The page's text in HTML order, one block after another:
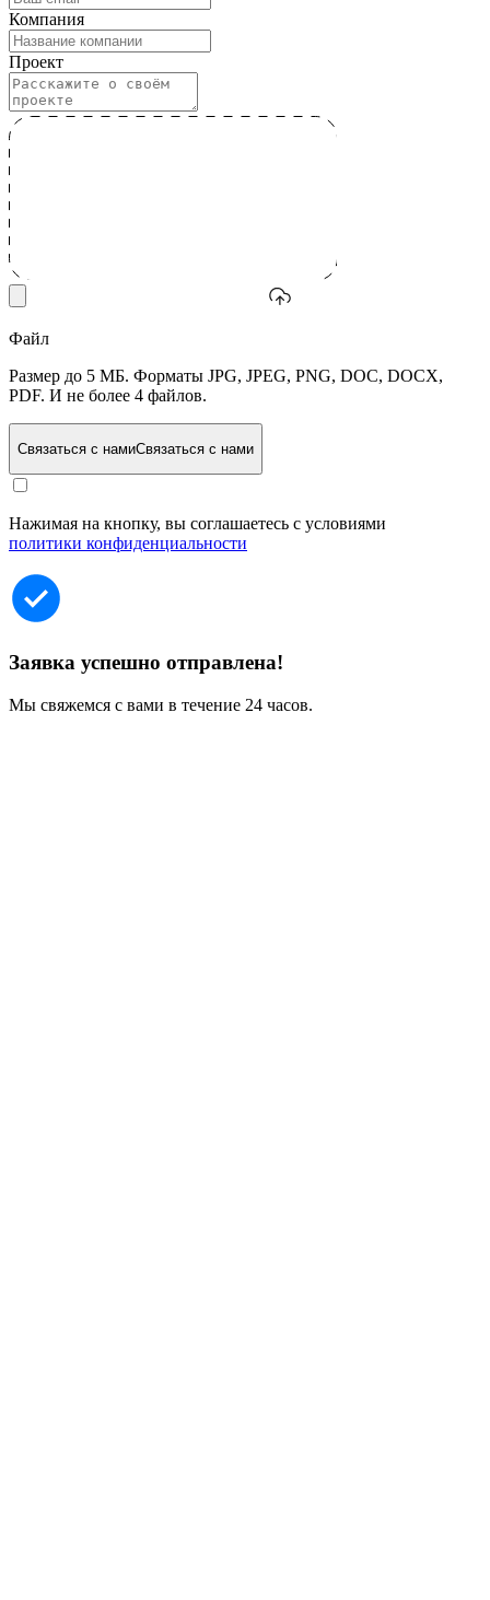
Компания
Проект
Файл
Размер до 5 МБ. Форматы JPG, JPEG, PNG, DOC, DOCX,
PDF. И не более 4 файлов.
Связаться с намиСвязаться с нами
Нажимая на кнопку, вы соглашаетесь с условиями
политики конфиденциальности
Заявка успешно отправлена!
Мы свяжемся с вами в течение 24 часов.